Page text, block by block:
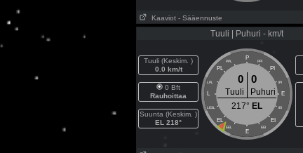
Kaaviot - Sääennuste
Tuuli | Puhuri - km/t
Tuuli (Keskim. )
0.0 km/t
0 Bft
Rauhoittaa
Suunta (Keskim. )
EL 218°
P
PPL PPI
PL PI
LPL IPI
L E
LESL IEI
EL EI
EEL EEI
E
0 0
Tuuli
Puhuri
217° EL